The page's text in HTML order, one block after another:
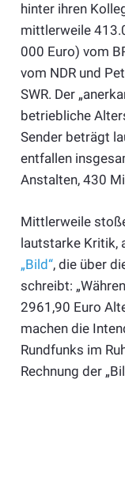
hinter ihren
mittlerweile
000 Euro) vom
vom NDR und
SWR. Der
betriebliche
Sender beträgt
entfallen
Anstalten, 430
Mittlerweile
lautstarke Kritik,
„Bild“, die über
schreibt:
2961,90 Euro
machen die
Rundfunks im
Rechnung der